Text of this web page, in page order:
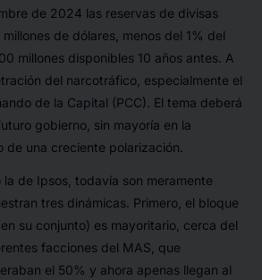
de 2024 las reservas de divisas
de dólares, menos del 1% del
millones disponibles 10 años antes. A
del narcotráfico, especialmente el
de la Capital (PCC). El tema deberá
gobierno, sin mayoría en la
de una creciente polarización.
de Ipsos, todavía son meramente
tres dinámicas. Primero, el bloque
su conjunto) es mayoritario, cerca del
facciones del MAS, que
el 50% y ahora apenas llegan al